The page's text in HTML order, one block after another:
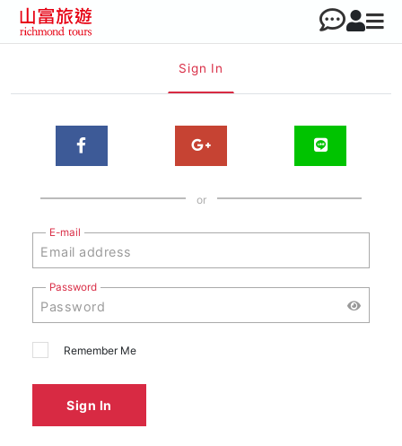
Sign In
or
E-mail
Password
Remember Me
Sign In